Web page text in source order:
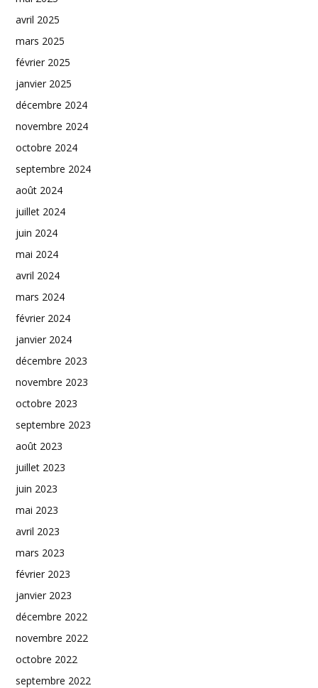
avril 2025
mars 2025
février 2025
janvier 2025
décembre 2024
novembre 2024
octobre 2024
septembre 2024
août 2024
juillet 2024
juin 2024
mai 2024
avril 2024
mars 2024
février 2024
janvier 2024
décembre 2023
novembre 2023
octobre 2023
septembre 2023
août 2023
juillet 2023
juin 2023
mai 2023
avril 2023
mars 2023
février 2023
janvier 2023
décembre 2022
novembre 2022
octobre 2022
septembre 2022